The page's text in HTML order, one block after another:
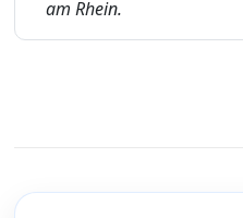
am Rhein.